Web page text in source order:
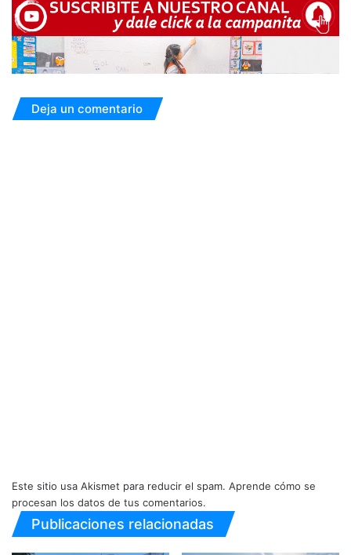
Deja un comentario
Este sitio usa Akismet para reducir el spam. Aprende cómo se
procesan los datos de tus comentarios.
Publicaciones relacionadas